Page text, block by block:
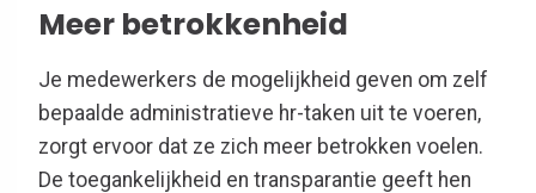
Meer betrokkenheid
Je medewerkers de mogelijkheid geven om zelf
bepaalde administratieve hr-taken uit te voeren,
zorgt ervoor dat ze zich meer betrokken voelen.
De toegankelijkheid en transparantie geeft hen